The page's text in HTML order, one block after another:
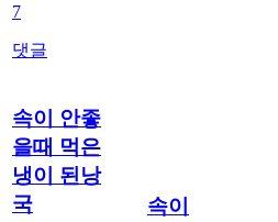
7
댓글
속이 안좋
을때 먹은
냉이 된낭
국
속이